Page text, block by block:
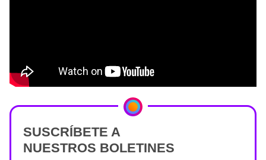
SUSCRÍBETE A
NUESTROS BOLETINES